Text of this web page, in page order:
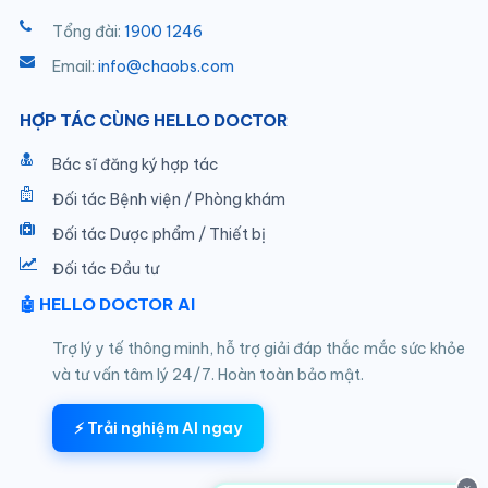
Tổng đài: 1900 1246
Email: info@chaobs.com
HỢP TÁC CÙNG HELLO DOCTOR
Bác sĩ đăng ký hợp tác
Đối tác Bệnh viện / Phòng khám
Đối tác Dược phẩm / Thiết bị
Đối tác Đầu tư
🤖 HELLO DOCTOR AI
Trợ lý y tế thông minh, hỗ trợ giải đáp thắc mắc sức khỏe
và tư vấn tâm lý 24/7. Hoàn toàn bảo mật.
⚡ Trải nghiệm AI ngay